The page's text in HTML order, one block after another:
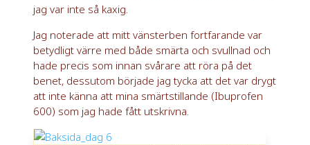
jag var inte så kaxig.
Jag noterade att mitt vänsterben fortfarande var
betydligt värre med både smärta och svullnad och
hade precis som innan svårare att röra på det
benet, dessutom började jag tycka att det var drygt
att inte känna att mina smärtstillande (Ibuprofen
600) som jag hade fått utskrivna.